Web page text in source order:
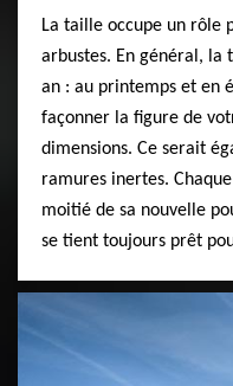
​​La taille occupe un rôle
arbustes. En général, la
an : au printemps et en
façonner la figure de
dimensions. Ce serait
ramures inertes.
moitié de sa nouvelle
se tient toujours prêt